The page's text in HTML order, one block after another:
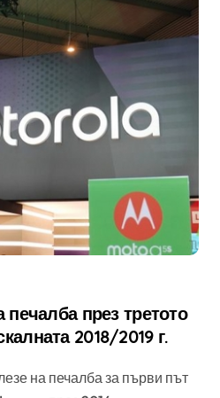
през третото
2018/2019 г.